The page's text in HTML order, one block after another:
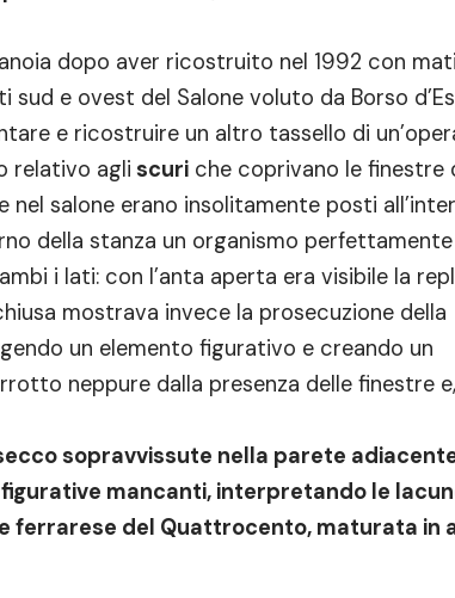
dopo aver ricostruito nel 1992 con
e ovest del Salone voluto da Borso
e ricostruire un altro tassello di
relativo agli scuriche coprivano le finestre
salone erano insolitamente posti
della stanza un organismo perfettamente
i lati: con l’anta aperta era visibile la
mostrava invece la prosecuzione della
un elemento figurativo e creando un
neppure dalla presenza delle finestre e,
sopravvissute nella parete
mancanti, interpretando le
ferrarese del Quattrocento, maturata in